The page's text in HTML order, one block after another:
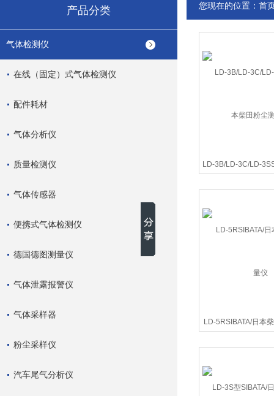
产品分类
气体检测仪
在线（固定）式气体检测仪
配件耗材
气体分析仪
质量检测仪
气体传感器
便携式气体检测仪
德国德图测量仪
气体泄露报警仪
气体采样器
粉尘采样仪
汽车尾气分析仪
您现在的位置： 首
LD-3B/LD-3C/LD-
LD-5RSIBATA/日本